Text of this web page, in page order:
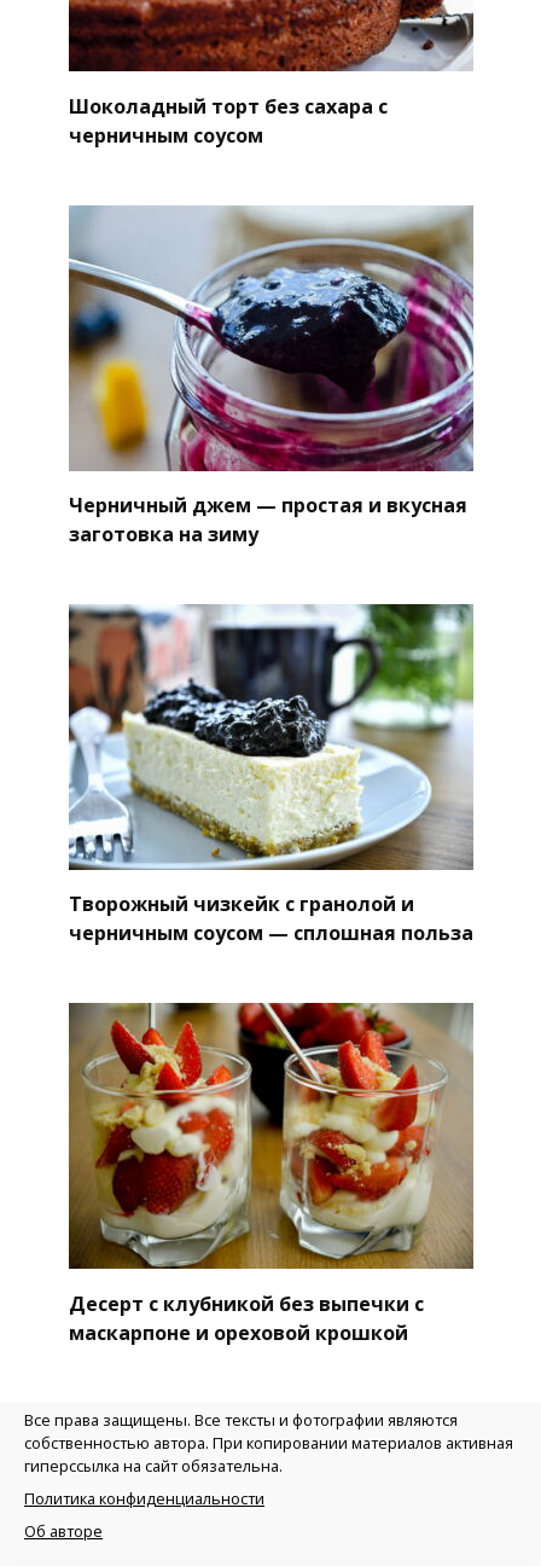
Шоколадный торт без сахара с
черничным соусом
Черничный джем — простая и вкусная
заготовка на зиму
Творожный чизкейк с гранолой и
черничным соусом — сплошная польза
Десерт с клубникой без выпечки с
маскарпоне и ореховой крошкой
Все права защищены. Все тексты и фотографии являются
собственностью автора. При копировании материалов активная
гиперссылка на сайт обязательна.
Политика конфиденциальности
Об авторе